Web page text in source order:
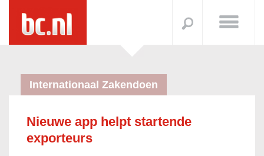
Internationaal Zakendoen
Nieuwe app helpt startende
exporteurs